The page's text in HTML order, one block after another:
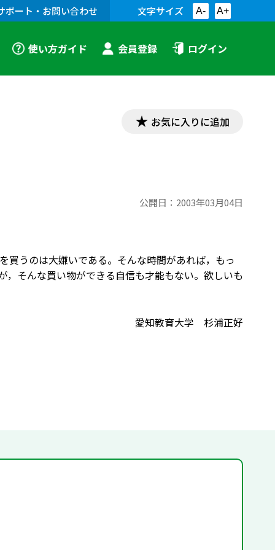
ポート・お問い合わせ 文字サイズ A- A+
使い方ガイド 会員登録 ログイン
お気に入りに追加
公開日： 2003年03月04日
買うのは大嫌いである。そんな時間があれば，もっ
，そんな買い物ができる自信も才能もない。欲しいも
愛知教育大学 杉浦正好